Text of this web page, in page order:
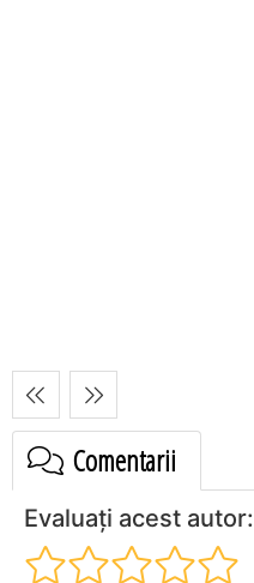
Comentarii
Evaluați acest autor: